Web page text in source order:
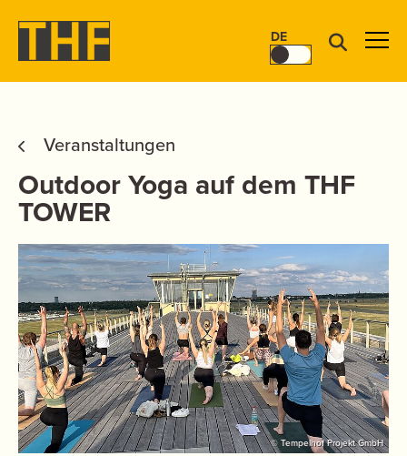
DE
Veranstaltungen
Outdoor Yoga auf dem THF
TOWER
© Tempelhof Projekt GmbH